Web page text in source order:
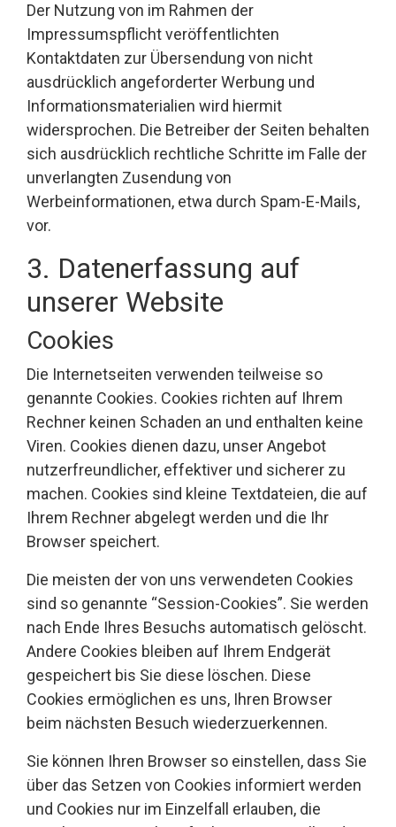
Der Nutzung von im Rahmen der
Impressumspflicht veröffentlichten
Kontaktdaten zur Übersendung von nicht
ausdrücklich angeforderter Werbung und
Informationsmaterialien wird hiermit
widersprochen. Die Betreiber der Seiten behalten
sich ausdrücklich rechtliche Schritte im Falle der
unverlangten Zusendung von
Werbeinformationen, etwa durch Spam-E-Mails,
vor.
3. Datenerfassung auf
unserer Website
Cookies
Die Internetseiten verwenden teilweise so
genannte Cookies. Cookies richten auf Ihrem
Rechner keinen Schaden an und enthalten keine
Viren. Cookies dienen dazu, unser Angebot
nutzerfreundlicher, effektiver und sicherer zu
machen. Cookies sind kleine Textdateien, die auf
Ihrem Rechner abgelegt werden und die Ihr
Browser speichert.
Die meisten der von uns verwendeten Cookies
sind so genannte “Session-Cookies”. Sie werden
nach Ende Ihres Besuchs automatisch gelöscht.
Andere Cookies bleiben auf Ihrem Endgerät
gespeichert bis Sie diese löschen. Diese
Cookies ermöglichen es uns, Ihren Browser
beim nächsten Besuch wiederzuerkennen.
Sie können Ihren Browser so einstellen, dass Sie
über das Setzen von Cookies informiert werden
und Cookies nur im Einzelfall erlauben, die